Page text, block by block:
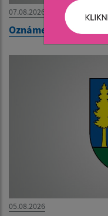
07.08.2026
Oznámenie o uložení
05.08.2026